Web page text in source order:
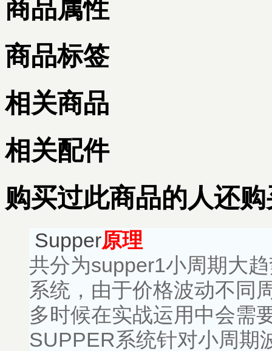
商品属性
商品标签
相关商品
相关配件
购买过此商品的人还
Supper原理
共分为supper1小周期大
系统，由于价格波动不同
多时候在实战运用中会需
SUPPER系统针对小周期